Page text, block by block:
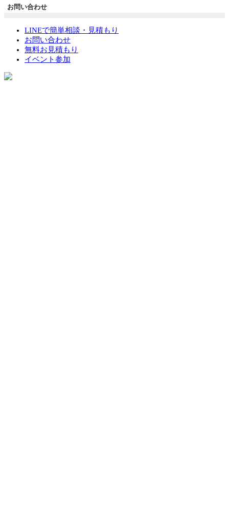
お問い合わせ
LINEで簡単相談・見積もり
お問い合わせ
無料お見積もり
イベント参加